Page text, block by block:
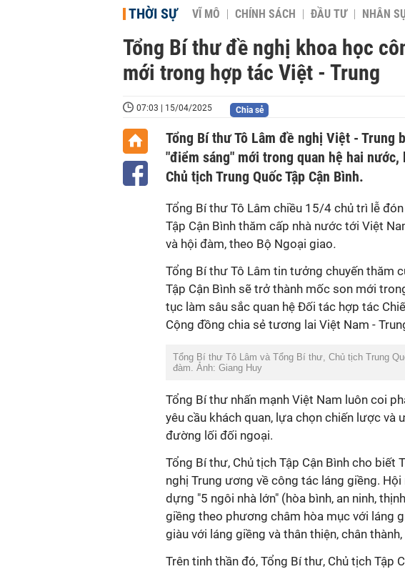
THỜI SỰ VĨ MÔ CHÍNH SÁCH ĐẦU TƯ NHÂN
Tổng Bí thư đề nghị khoa học
mới trong hợp tác Việt - Trung
07:03 | 15/04/2025 Chia sẻ
Tổng Bí thư Tô Lâm đề nghị Việt - Trung
"điểm sáng" mới trong quan hệ hai
Chủ tịch Trung Quốc Tập Cận Bình.
Tổng Bí thư Tô Lâm chiều 15/4 chủ trì lễ
Tập Cận Bình thăm cấp nhà nước tới Việt
và hội đàm, theo Bộ Ngoại giao.
Tổng Bí thư Tô Lâm tin tưởng chuyến thăm
Tập Cận Bình sẽ trở thành mốc son mới
tục làm sâu sắc quan hệ Đối tác hợp tác
Cộng đồng chia sẻ tương lai Việt Nam -
Tổng Bí thư Tô Lâm và Tổng Bí thư, Chủ tịch Trung
đàm. Ảnh: Giang Huy
Tổng Bí thư nhấn mạnh Việt Nam luôn coi
yêu cầu khách quan, lựa chọn chiến lược và
đường lối đối ngoại.
Tổng Bí thư, Chủ tịch Tập Cận Bình cho biết
nghị Trung ương về công tác láng giềng.
dựng "5 ngôi nhà lớn" (hòa bình, an ninh,
giềng theo phương châm hòa mục với láng
giàu với láng giềng và thân thiện, chân
Trên tinh thần đó, Tổng Bí thư, Chủ tịch Tập